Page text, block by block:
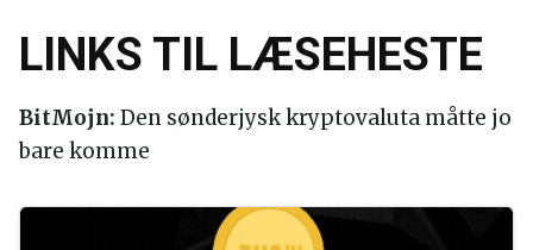
LINKS TIL LÆSEHESTE
BitMojn: Den sønderjysk kryptovaluta måtte jo
bare komme